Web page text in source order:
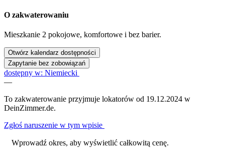
O zakwaterowaniu
Mieszkanie 2 pokojowe, komfortowe i bez barier.
Otwórz kalendarz dostępności
Zapytanie bez zobowiązań
dostępny w: Niemiecki
—
To zakwaterowanie przyjmuje lokatorów od 19.12.2024 w
DeinZimmer.de.
Zgłoś naruszenie w tym wpisie
Wprowadź okres, aby wyświetlić całkowitą cenę.